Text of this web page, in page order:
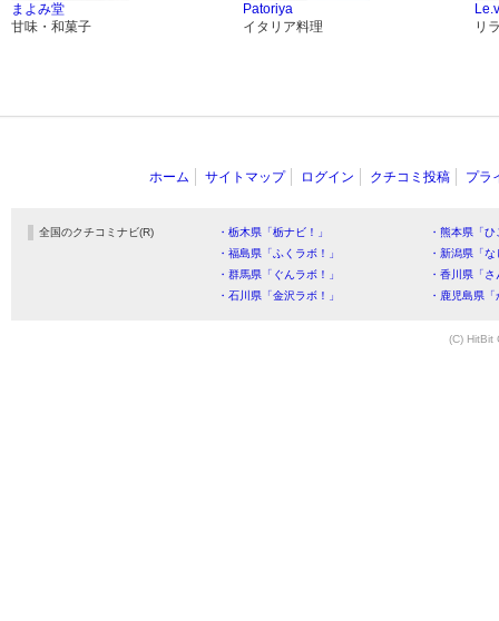
まよみ堂
甘味・和菓子
Patoriya
イタリア料理
リ
ホーム サイトマップ ログイン クチコミ投稿 プラ
全国のクチコミナビ(R) ・栃木県「栃ナビ！」
・熊本県「
・福島県「ふくラボ！」
・新潟県「
・群馬県「ぐんラボ！」
・香川県「
・石川県「金沢ラボ！」
・鹿児島県
(C) HitBit